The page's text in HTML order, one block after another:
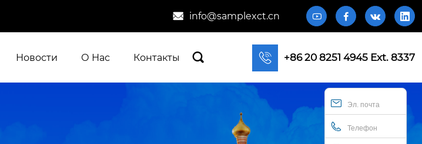
 info@samplexct.cn    
Новости О Нас Контакты   +86 20 8251 4945 Ext. 8337
Эл. почта
Телефон